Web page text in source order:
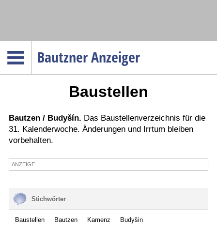
Bautzner Anzeiger
Gesellschaft
Wirtschaft
Verkehr
Kultur
Baustellen
Bautzen / Budyšín. Das Baustellenverzeichnis für die
31. Kalenderwoche. Änderungen und Irrtum bleiben
vorbehalten.
ANZEIGE
Stichwörter
Baustellen Bautzen Kamenz Budyšin